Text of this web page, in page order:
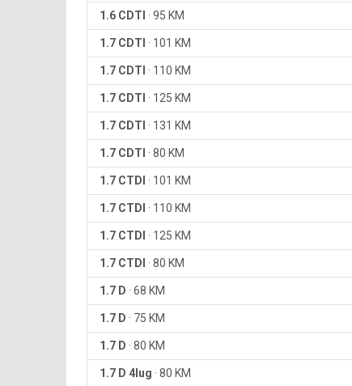
1.6 CDTI · 95 KM
1.7 CDTI · 101 KM
1.7 CDTI · 110 KM
1.7 CDTI · 125 KM
1.7 CDTI · 131 KM
1.7 CDTI · 80 KM
1.7 CTDI · 101 KM
1.7 CTDI · 110 KM
1.7 CTDI · 125 KM
1.7 CTDI · 80 KM
1.7 D · 68 KM
1.7 D · 75 KM
1.7 D · 80 KM
1.7 D 4lug · 80 KM